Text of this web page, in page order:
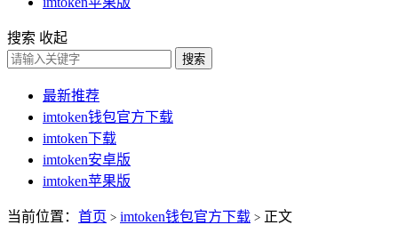
搜索 收起
搜索
最新推荐
imtoken钱包官方下载
imtoken下载
imtoken安卓版
imtoken苹果版
当前位置： 首页 > imtoken钱包官方下载 > 正文